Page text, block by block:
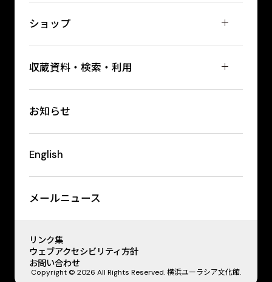
ショップ
収蔵資料・検索・利用
お知らせ
English
メールニュース
リンク集
ウェブアクセシビリティ方針
お問い合わせ
Copyright © 2026 All Rights Reserved. 横浜ユーラシア文化館.